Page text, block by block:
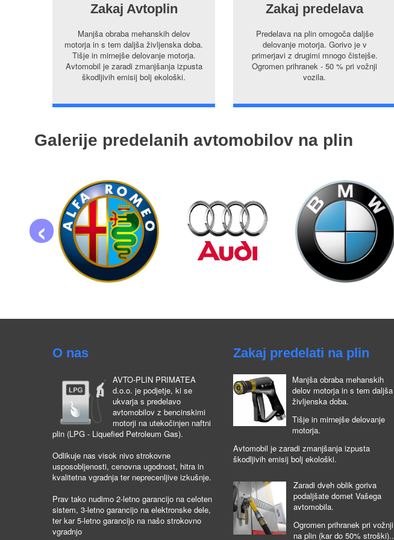
Zakaj Avtoplin
Manjša obraba mehanskih delov
motorja in s tem daljša življenska doba.
Tišje in mirnejše delovanje motorja.
Avtomobil je zaradi zmanjšanja izpusta
škodljivih emisij bolj ekološki.
Zakaj predelava
Predelava na plin omogoča daljše
delovanje motorja. Gorivo je v
primerjavi z drugimi mnogo čistejše.
Ogromen prihranek - 50 % pri vožnji
vozila.
Galerije predelanih avtomobilov na plin
‹
O nas
AVTO-PLIN PRIMATEA
d.o.o. je podjetje, ki se
ukvarja s predelavo
avtomobilov z bencinskimi
motorji na utekočinjen naftni
plin (LPG - Liquefied Petroleum Gas).
Odlikuje nas visok nivo strokovne
usposobljenosti, cenovna ugodnost, hitra in
kvalitetna vgradnja ter neprecenljive izkušnje.
Prav tako nudimo 2-letno garancijo na celoten
sistem, 3-letno garancijo na elektronske dele,
ter kar 5-letno garancijo na našo strokovno
vgradnjo
Zakaj predelati na plin
Manjša obraba mehanskih
delov motorja in s tem daljša
življenska doba.
Tišje in mirnejše delovanje
motorja.
Avtomobil je zaradi zmanjšanja izpusta
škodljivih emisij bolj ekološki.
Zaradi dveh oblik goriva
podaljšate domet Vašega
avtomobila.
Ogromen prihranek pri vožnji
na plin (kar do 50% stroški)..